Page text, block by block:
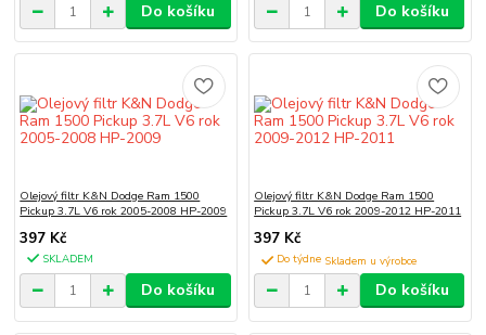
Do košíku Do košíku
Olejový filtr K&N Dodge Ram 1500
Pickup 3.7L V6 rok 2005-2008 HP-2009
397 Kč
SKLADEM
Do košíku
Olejový filtr K&N Dodge Ram 1500
Pickup 3.7L V6 rok 2009-2012 HP-2011
397 Kč
Do týdne
Do košíku